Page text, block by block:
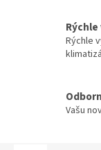
Rýchle
Vašu